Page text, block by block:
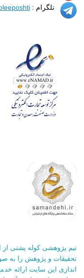
تلگرام :
تحقیقات و پژوهش را به
اندازی این سایت ارائه